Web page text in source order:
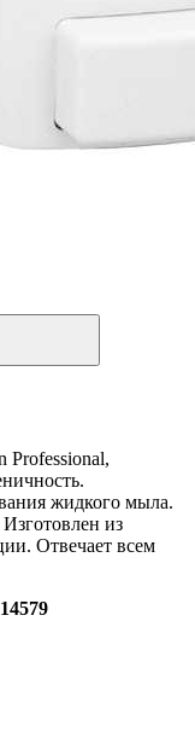
Professional,
жидкого мыла.
из
Отвечает всем